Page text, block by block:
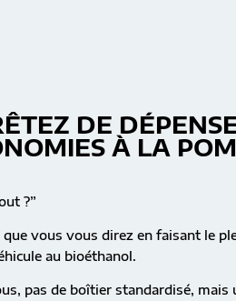
DE
À LA
?”
que vous vous direz en faisant le
au bioéthanol.
pas de boîtier standardisé,